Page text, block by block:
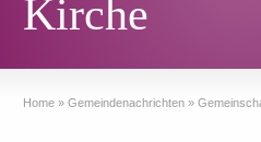
Kirche
Home » Gemeindenachrichten »